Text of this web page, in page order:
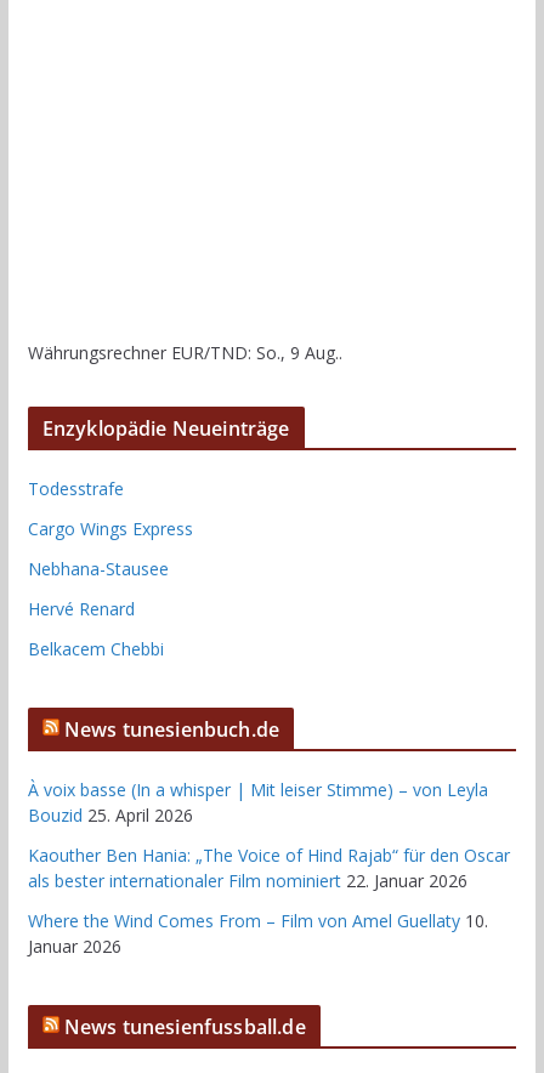
Währungsrechner EUR/TND: So., 9 Aug..
Enzyklopädie Neueinträge
Todesstrafe
Cargo Wings Express
Nebhana-Stausee
Hervé Renard
Belkacem Chebbi
News tunesienbuch.de
À voix basse (In a whisper | Mit leiser Stimme) – von Leyla
Bouzid 25. April 2026
Kaouther Ben Hania: „The Voice of Hind Rajab“ für den Oscar
als bester internationaler Film nominiert 22. Januar 2026
Where the Wind Comes From – Film von Amel Guellaty 10.
Januar 2026
News tunesienfussball.de